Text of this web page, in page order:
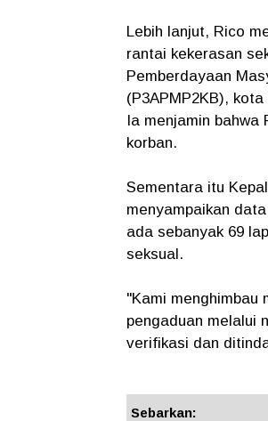
Lebih lanjut, Rico
rantai kekerasan
Pemberdayaan
(P3APMP2KB),
Ia menjamin
korban.
Sementara itu
menyampaikan
ada sebanyak 69
seksual.
"Kami menghimbau
pengaduan melalui
verifikasi dan
Sebarkan: